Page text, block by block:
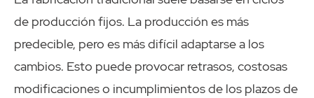
de producción fijos. La producción es más
predecible, pero es más difícil adaptarse a los
cambios. Esto puede provocar retrasos, costosas
modificaciones o incumplimientos de los plazos de